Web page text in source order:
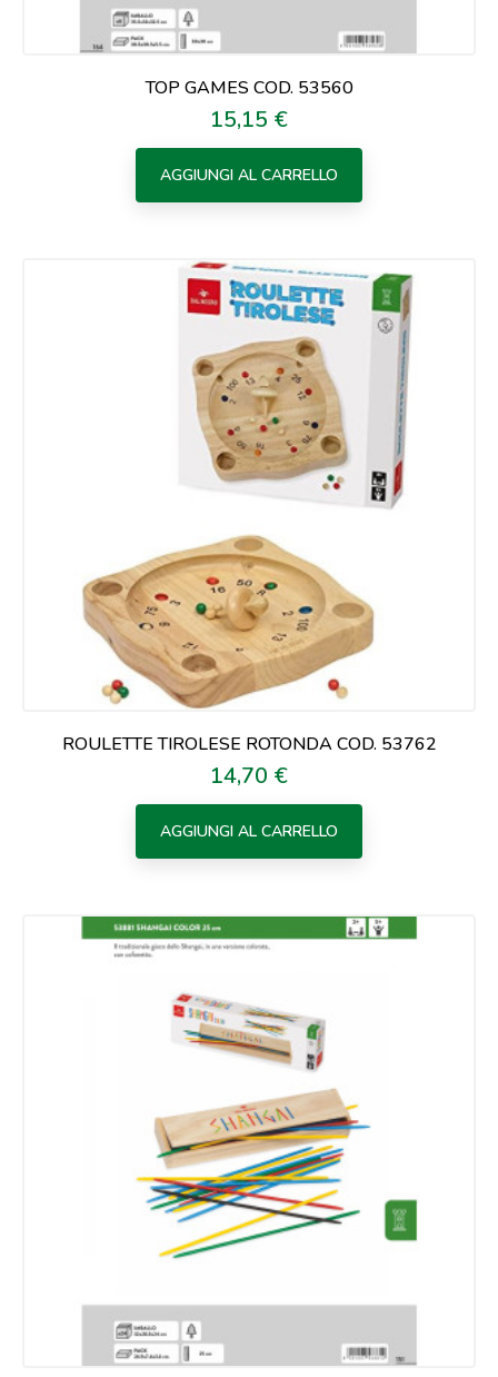
TOP GAMES COD. 53560
Prezzo
15,15 €
AGGIUNGI AL CARRELLO
ROULETTE TIROLESE ROTONDA COD. 53762
Prezzo
14,70 €
AGGIUNGI AL CARRELLO